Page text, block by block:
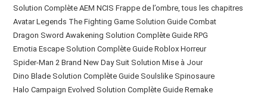
Solution Complète AEM NCIS Frappe de l’ombre, tous les chapitres
Avatar Legends The Fighting Game Solution Guide Combat
Dragon Sword Awakening Solution Complète Guide RPG
Emotia Escape Solution Complète Guide Roblox Horreur
Spider-Man 2 Brand New Day Suit Solution Mise à Jour
Dino Blade Solution Complète Guide Soulslike Spinosaure
Halo Campaign Evolved Solution Complète Guide Remake